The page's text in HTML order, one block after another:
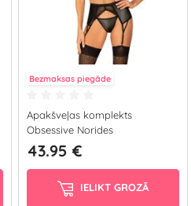
Bezmaksas piegāde
Apakšveļas komplekts
Obsessive Norides
43.95 €
IELIKT GROZĀ